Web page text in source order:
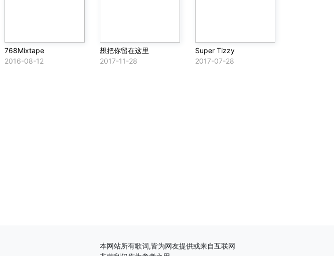
768Mixtape
2016-08-12
想把你留在这里
2017-11-28
Super Tizzy
2017-07-28
本网站所有歌词,皆为网友提供或来自互联网